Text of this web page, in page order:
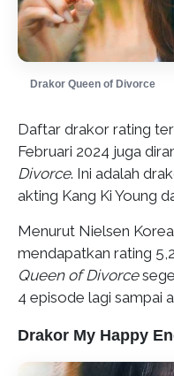
Drakor Queen of Divorce
Daftar drakor rating
Februari 2024 juga
Divorce. Ini adalah
akting Kang Ki Young
Menurut Nielsen
mendapatkan rating
Queen of Divorce
4 episode lagi sampai
Drakor My Happy